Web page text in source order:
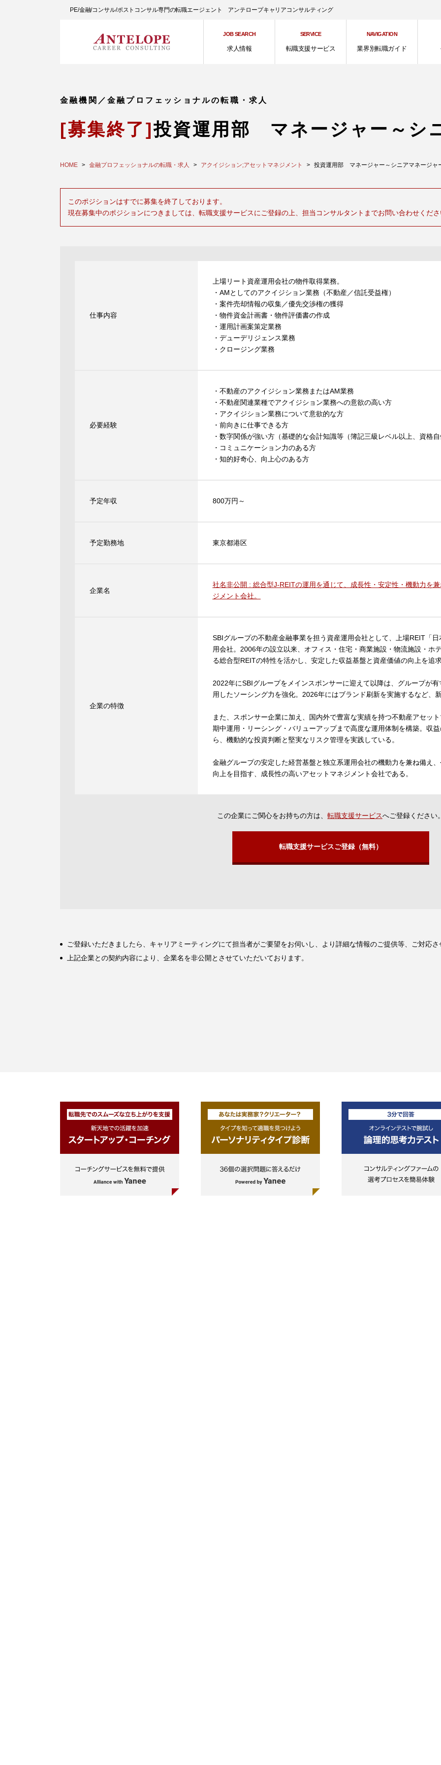
PE/金融/コンサル/ポストコンサル専門の転職エージェント アンテロープキャリアコンサルティング
JOB SEARCH
求人情報
SERVICE
転職支援サービス
NAVIGATION
業界別転職ガイド
金融機関／金融プロフェッショナルの転職・求人
[募集終了]投資運用部 マネージャー～シ
HOME 金融プロフェッショナルの転職・求人 アクイジション;アセットマネジメント 投資運用部 マネージャー～シニアマネージャ
このポジションはすでに募集を終了しております。
現在募集中のポジションにつきましては、転職支援サービスにご登録の上、担当コンサルタントまでお問い合わせくださ
仕事内容
上場リート資産運用会社の物件取得業務。
・AMとしてのアクイジション業務（不動産／信託受益権）
・案件売却情報の収集／優先交渉権の獲得
・物件資金計画書・物件評価書の作成
・運用計画案策定業務
・デューデリジェンス業務
・クロージング業務
必要経験
・不動産のアクイジション業務またはAM業務
・不動産関連業種でアクイジション業務への意欲の高い方
・アクイジション業務について意欲的な方
・前向きに仕事できる方
・数字関係が強い方（基礎的な会計知識等（簿記三級レベル以上、資格自
・コミュニケーション力のある方
・知的好奇心、向上心のある方
予定年収 800万円～
予定勤務地 東京都港区
企業名
社名非公開 : 総合型J-REITの運用を通じて、成長性・安定性・機動力を
ジメント会社。
企業の特徴
SBIグループの不動産金融事業を担う資産運用会社として、上場REIT「
用会社。2006年の設立以来、オフィス・住宅・商業施設・物流施設・ホ
る総合型REITの特性を活かし、安定した収益基盤と資産価値の向上を追求
2022年にSBIグループをメインスポンサーに迎えて以降は、グループが
用したソーシング力を強化。2026年にはブランド刷新を実施するなど、
また、スポンサー企業に加え、国内外で豊富な実績を持つ不動産アセッ
期中運用・リーシング・バリューアップまで高度な運用体制を構築。収
ら、機動的な投資判断と堅実なリスク管理を実践している。
金融グループの安定した経営基盤と独立系運用会社の機動力を兼ね備え
向上を目指す、成長性の高いアセットマネジメント会社である。
この企業にご関心をお持ちの方は、 転職支援サービスへご登録ください。
転職支援サービスご登録（無料）
ご登録いただきましたら、キャリアミーティングにて担当者がご要望をお伺いし、より詳細な情報のご提供等、ご対応さ
上記企業との契約内容により、企業名を非公開とさせていただいております。